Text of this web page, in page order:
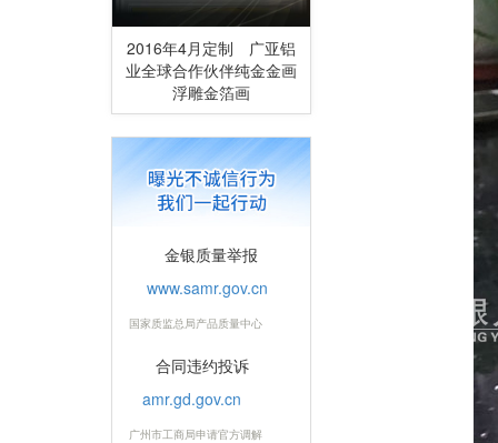
2016年4月定制 广亚铝
业全球合作伙伴纯金金画
浮雕金箔画
金银质量举报
www.samr.gov.cn
国家质监总局产品质量中心
合同违约投诉
amr.gd.gov.cn
广州市工商局申请官方调解